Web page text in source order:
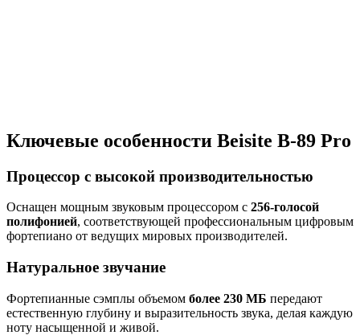
Ключевые особенности Beisite B-89 Pro
Процессор с высокой производительностью
Оснащен мощным звуковым процессором с 256-голосой
полифонией, соответствующей профессиональным цифровым
фортепиано от ведущих мировых производителей.
Натуральное звучание
Фортепианные сэмплы объемом более 230 МБ передают
естественную глубину и выразительность звука, делая каждую
ноту насыщенной и живой.